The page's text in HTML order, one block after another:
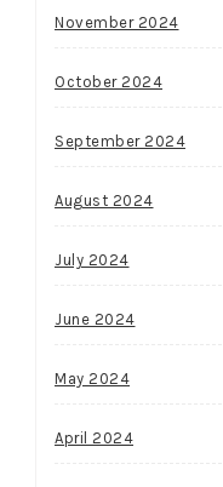
November 2024
October 2024
September 2024
August 2024
July 2024
June 2024
May 2024
April 2024